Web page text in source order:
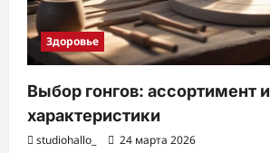
Здоровье
Выбор гонгов: ассортимент и
характеристики
studiohallo_ 24 марта 2026